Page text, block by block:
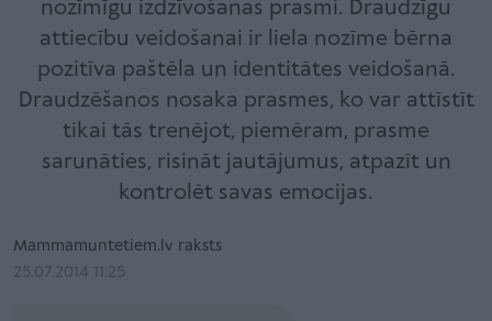
nozīmīgu izdzīvošanas prasmi. Draudzīgu
attiecību veidošanai ir liela nozīme bērna
pozitīva paštēla un identitātes veidošanā.
Draudzēšanos nosaka prasmes, ko var attīstīt
tikai tās trenējot, piemēram, prasme
sarunāties, risināt jautājumus, atpazīt un
kontrolēt savas emocijas.
Mammamuntetiem.lv raksts
25.07.2014 11:25